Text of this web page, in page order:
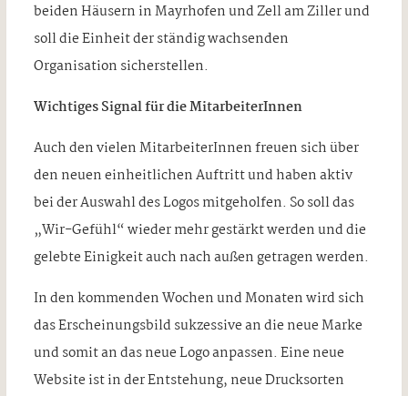
beiden Häusern in Mayrhofen und Zell am Ziller und
soll die Einheit der ständig wachsenden
Organisation sicherstellen.
Wichtiges Signal für die MitarbeiterInnen
Auch den vielen MitarbeiterInnen freuen sich über
den neuen einheitlichen Auftritt und haben aktiv
bei der Auswahl des Logos mitgeholfen. So soll das
„Wir-Gefühl“ wieder mehr gestärkt werden und die
gelebte Einigkeit auch nach außen getragen werden.
In den kommenden Wochen und Monaten wird sich
das Erscheinungsbild sukzessive an die neue Marke
und somit an das neue Logo anpassen. Eine neue
Website ist in der Entstehung, neue Drucksorten